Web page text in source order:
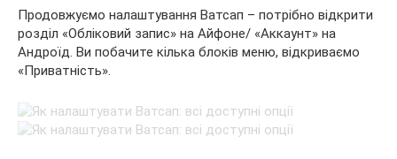
Продовжуємо налаштування Ватсап – потрібно відкрити
розділ «Обліковий запис» на Айфоне/ «Аккаунт» на
Андроїд. Ви побачите кілька блоків меню, відкриваємо
«Приватність».